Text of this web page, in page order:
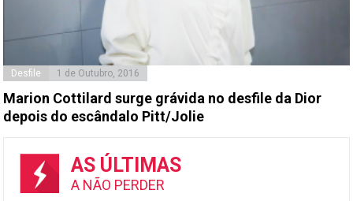
Desfile 1 de Outubro, 2016
Marion Cottilard surge grávida no desfile da Dior
depois do escândalo Pitt/Jolie
AS ÚLTIMAS
A NÃO PERDER